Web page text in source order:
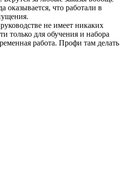
оказывается, что работали в
не имеет никаких
только для обучения и набора
работа. Профи там делать